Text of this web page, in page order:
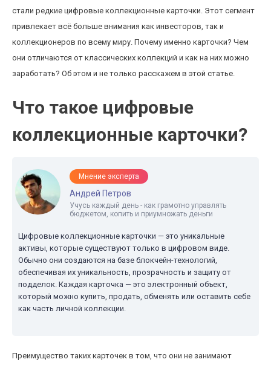
стали редкие цифровые коллекционные карточки. Этот сегмент
привлекает всё больше внимания как инвесторов, так и
коллекционеров по всему миру. Почему именно карточки? Чем
они отличаются от классических коллекций и как на них можно
заработать? Об этом и не только расскажем в этой статье.
Что такое цифровые
коллекционные карточки?
Мнение эксперта
Андрей Петров
Учусь каждый день - как грамотно управлять
бюджетом, копить и приумножать деньги
Цифровые коллекционные карточки — это уникальные
активы, которые существуют только в цифровом виде.
Обычно они создаются на базе блокчейн-технологий,
обеспечивая их уникальность, прозрачность и защиту от
подделок. Каждая карточка — это электронный объект,
который можно купить, продать, обменять или оставить себе
как часть личной коллекции.
Преимущество таких карточек в том, что они не занимают